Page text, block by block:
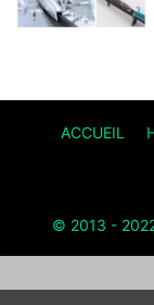
ACCUEIL
© 2013 -